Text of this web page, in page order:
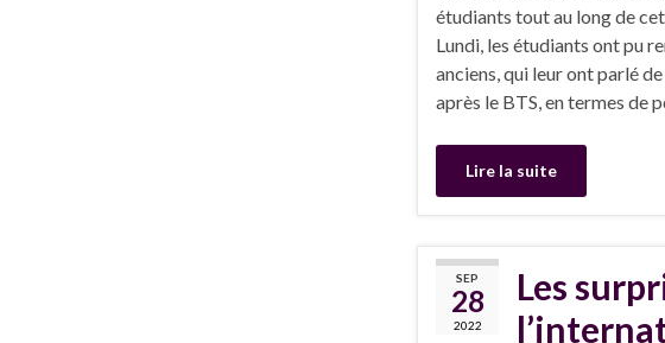
étudiants tout au long de
Lundi, les étudiants ont pu
anciens, qui leur ont parlé
après le BTS, en termes de
Lire la suite
SEP
28
2022
Les